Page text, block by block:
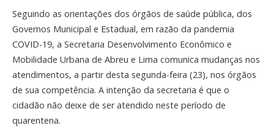
Seguindo as orientações dos órgãos de saúde pública, dos
Governos Municipal e Estadual, em razão da pandemia
COVID-19, a Secretaria Desenvolvimento Econômico e
Mobilidade Urbana de Abreu e Lima comunica mudanças nos
atendimentos, a partir desta segunda-feira (23), nos órgãos
de sua competência. A intenção da secretaria é que o
cidadão não deixe de ser atendido neste período de
quarentena.